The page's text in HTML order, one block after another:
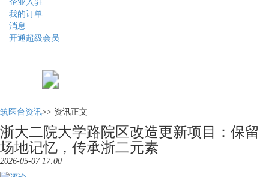
企业入驻
我的订单
消息
开通超级会员
筑医台资讯>> 资讯正文
浙大二院大学路院区改造更新项目：保留
场地记忆，传承浙二元素
2026-05-07 17:00